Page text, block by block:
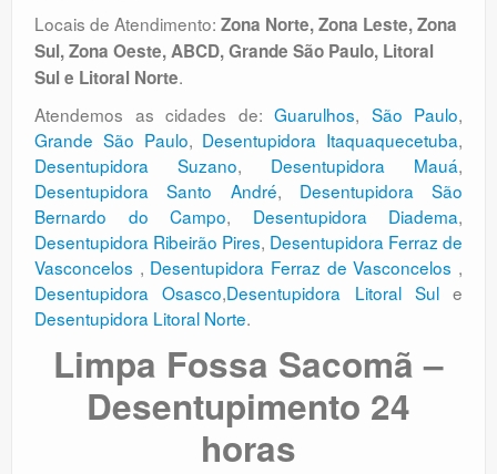
Locais de Atendimento: Zona Norte, Zona Leste, Zona
Sul, Zona Oeste, ABCD, Grande São Paulo, Litoral
Sul e Litoral Norte.
Atendemos as cidades de: Guarulhos, São Paulo,
Grande São Paulo, Desentupidora Itaquaquecetuba,
Desentupidora Suzano, Desentupidora Mauá,
Desentupidora Santo André, Desentupidora São
Bernardo do Campo, Desentupidora Diadema,
Desentupidora Ribeirão Pires, Desentupidora Ferraz de
Vasconcelos , Desentupidora Ferraz de Vasconcelos ,
Desentupidora Osasco,Desentupidora Litoral Sule
Desentupidora Litoral Norte.
Limpa Fossa Sacomã –
Desentupimento 24
horas